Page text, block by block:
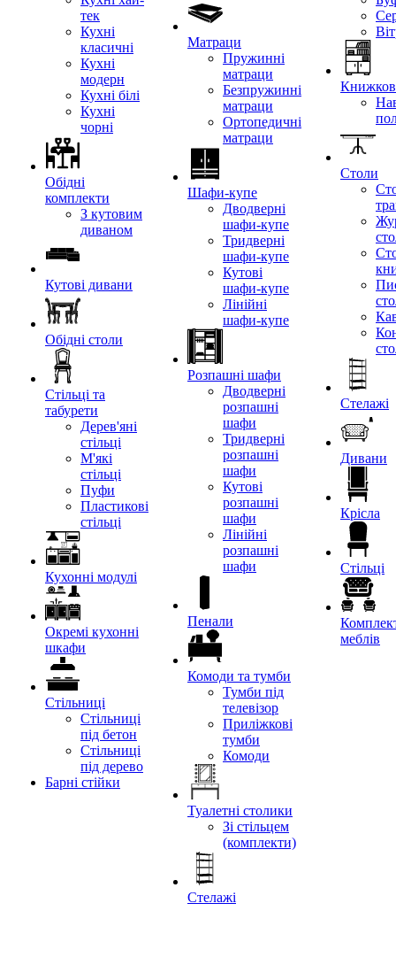
тек
Кухні
класичні
Кухні
модерн
Кухні білі
Кухні
чорні
Обідні
комплекти
З кутовим
диваном
Кутові дивани
Обідні столи
Стільці та
табурети
Дерев'яні
стільці
М'які
стільці
Пуфи
Пластикові
стільці
Кухонні модулі
Окремі кухонні
шкафи
Стільниці
Стільниці
під бетон
Стільниці
під дерево
Барні стійки
Матраци
Пружинні
матраци
Безпружинні
матраци
Ортопедичні
матраци
Шафи-купе
Дводверні
шафи-купе
Тридверні
шафи-купе
Кутові
шафи-купе
Лінійні
шафи-купе
Розпашні шафи
Дводверні
розпашні
шафи
Тридверні
розпашні
шафи
Кутові
розпашні
шафи
Лінійні
розпашні
шафи
Пенали
Комоди та тумби
Тумби під
телевізор
Приліжкові
тумби
Комоди
Туалетні столики
Зі стільцем
(комплекти)
Стелажі
Столи
Стелажі
Дивани
Крісла
Стільці
меблів